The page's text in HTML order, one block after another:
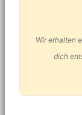
Wir erhalten
dich